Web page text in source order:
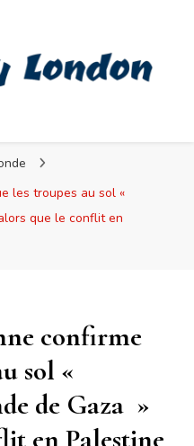
les troupes au sol «
que le conflit en
confirme
sol «
de Gaza »
en Palestine